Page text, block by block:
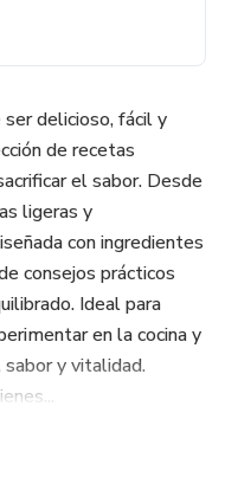
delicioso, fácil y
de recetas
el sabor. Desde
ligeras y
con ingredientes
consejos prácticos
Ideal para
en la cocina y
y vitalidad.